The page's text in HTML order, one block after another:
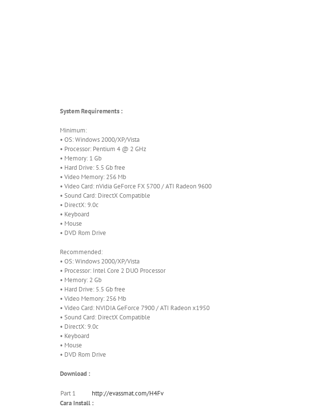
System Requirements :
Minimum:
• OS: Windows 2000/XP/Vista
• Processor: Pentium 4 @ 2 GHz
• Memory: 1 Gb
• Hard Drive: 5.5 Gb free
• Video Memory: 256 Mb
• Video Card: nVidia GeForce FX 5700 / ATI Radeon 9600
• Sound Card: DirectX Compatible
• DirectX: 9.0c
• Keyboard
• Mouse
• DVD Rom Drive
Recommended:
• OS: Windows 2000/XP/Vista
• Processor: Intel Core 2 DUO Processor
• Memory: 2 Gb
• Hard Drive: 5.5 Gb free
• Video Memory: 256 Mb
• Video Card: NVIDIA GeForce 7900 / ATI Radeon x1950
• Sound Card: DirectX Compatible
• DirectX: 9.0c
• Keyboard
• Mouse
• DVD Rom Drive
Download :
Part 1
http://evassmat.com/H4Fv
Cara Install :